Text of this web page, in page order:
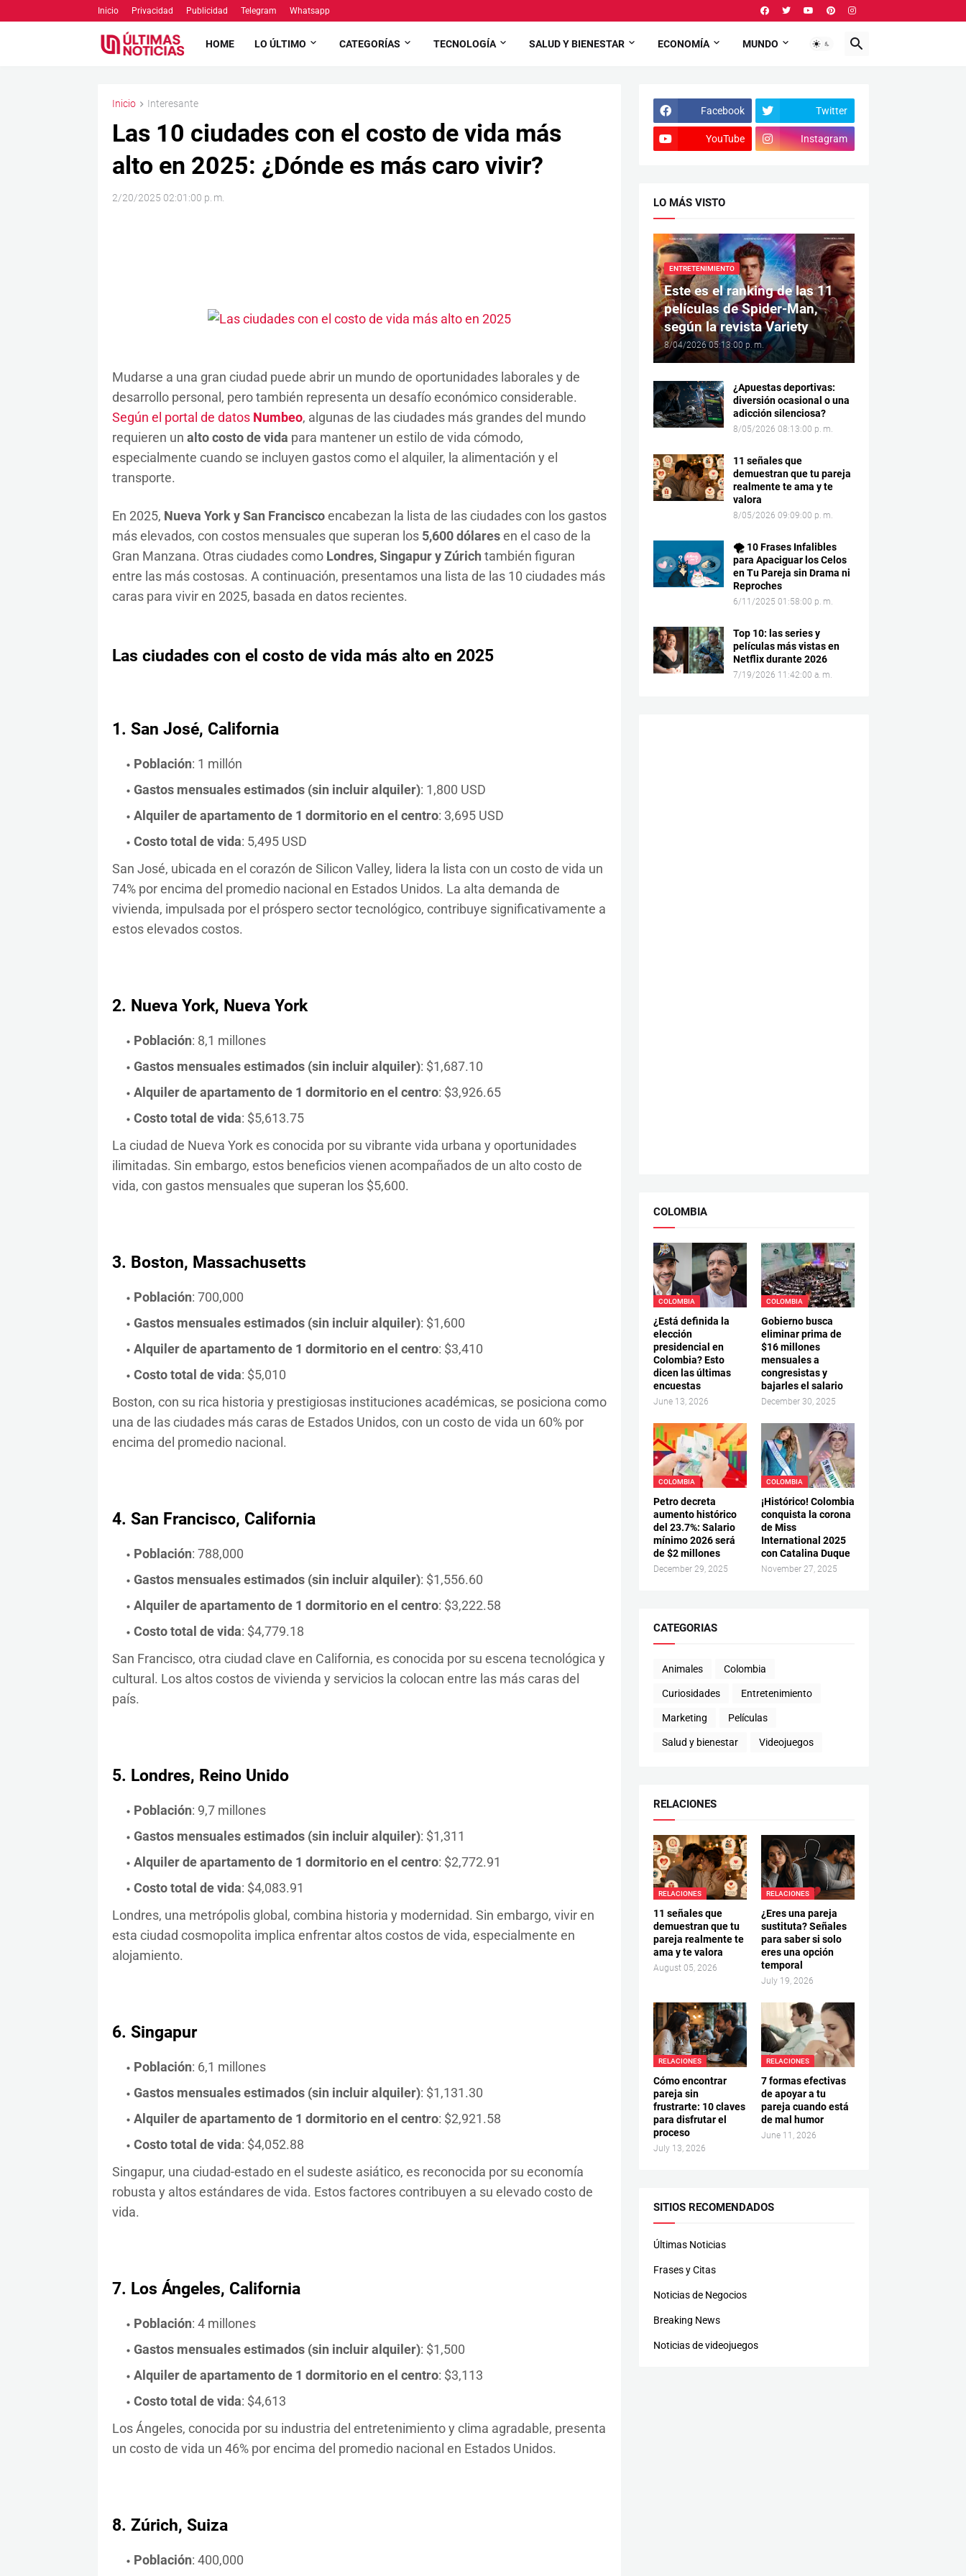
Inicio Privacidad Publicidad Telegram Whatsapp
HOME LO ÚLTIMO CATEGORÍAS TECNOLOGÍA SALUD Y BIENESTAR ECONOMÍA MUNDO
Inicio Interesante
Las 10 ciudades con el costo de vida más
alto en 2025: ¿Dónde es más caro vivir?
2/20/2025 02:01:00 p. m.
Mudarse a una gran ciudad puede abrir un mundo de oportunidades laborales y de
desarrollo personal, pero también representa un desafío económico considerable.
Según el portal de datos Numbeo, algunas de las ciudades más grandes del mundo
requieren un alto costo de vida para mantener un estilo de vida cómodo,
especialmente cuando se incluyen gastos como el alquiler, la alimentación y el
transporte.
En 2025, Nueva York y San Franciscoencabezan la lista de las ciudades con los gastos
más elevados, con costos mensuales que superan los 5,600 dólaresen el caso de la
Gran Manzana. Otras ciudades como Londres, Singapur y Zúrich también figuran
entre las más costosas. A continuación, presentamos una lista de las 10 ciudades más
caras para vivir en 2025, basada en datos recientes.
Las ciudades con el costo de vida más alto en 2025
1. San José, California
Población: 1 millón
Gastos mensuales estimados (sin incluir alquiler): 1,800 USD
Alquiler de apartamento de 1 dormitorio en el centro: 3,695 USD
Costo total de vida: 5,495 USD
San José, ubicada en el corazón de Silicon Valley, lidera la lista con un costo de vida un
74% por encima del promedio nacional en Estados Unidos. La alta demanda de
vivienda, impulsada por el próspero sector tecnológico, contribuye significativamente a
estos elevados costos.
2. Nueva York, Nueva York
Población: 8,1 millones
Gastos mensuales estimados (sin incluir alquiler): $1,687.10
Alquiler de apartamento de 1 dormitorio en el centro: $3,926.65
Costo total de vida: $5,613.75
La ciudad de Nueva York es conocida por su vibrante vida urbana y oportunidades
ilimitadas. Sin embargo, estos beneficios vienen acompañados de un alto costo de
vida, con gastos mensuales que superan los $5,600.
3. Boston, Massachusetts
Población: 700,000
Gastos mensuales estimados (sin incluir alquiler): $1,600
Alquiler de apartamento de 1 dormitorio en el centro: $3,410
Costo total de vida: $5,010
Boston, con su rica historia y prestigiosas instituciones académicas, se posiciona como
una de las ciudades más caras de Estados Unidos, con un costo de vida un 60% por
encima del promedio nacional.
4. San Francisco, California
Población: 788,000
Gastos mensuales estimados (sin incluir alquiler): $1,556.60
Alquiler de apartamento de 1 dormitorio en el centro: $3,222.58
Costo total de vida: $4,779.18
San Francisco, otra ciudad clave en California, es conocida por su escena tecnológica y
cultural. Los altos costos de vivienda y servicios la colocan entre las más caras del
país.
5. Londres, Reino Unido
Población: 9,7 millones
Gastos mensuales estimados (sin incluir alquiler): $1,311
Alquiler de apartamento de 1 dormitorio en el centro: $2,772.91
Costo total de vida: $4,083.91
Londres, una metrópolis global, combina historia y modernidad. Sin embargo, vivir en
esta ciudad cosmopolita implica enfrentar altos costos de vida, especialmente en
alojamiento.
6. Singapur
Población: 6,1 millones
Gastos mensuales estimados (sin incluir alquiler): $1,131.30
Alquiler de apartamento de 1 dormitorio en el centro: $2,921.58
Costo total de vida: $4,052.88
Singapur, una ciudad-estado en el sudeste asiático, es reconocida por su economía
robusta y altos estándares de vida. Estos factores contribuyen a su elevado costo de
vida.
7. Los Ángeles, California
Población: 4 millones
Gastos mensuales estimados (sin incluir alquiler): $1,500
Alquiler de apartamento de 1 dormitorio en el centro: $3,113
Costo total de vida: $4,613
Los Ángeles, conocida por su industria del entretenimiento y clima agradable, presenta
un costo de vida un 46% por encima del promedio nacional en Estados Unidos.
8. Zúrich, Suiza
Población: 400,000
Facebook Twitter
YouTube Instagram
LO MÁS VISTO
ENTRETENIMIENTO
Este es el ranking de las 11
películas de Spider-Man,
según la revista Variety
8/04/2026 05:13:00 p. m.
¿Apuestas deportivas:
diversión ocasional o una
adicción silenciosa?
8/05/2026 08:13:00 p. m.
11 señales que
demuestran que tu pareja
realmente te ama y te
valora
8/05/2026 09:09:00 p. m.
🌪️ 10 Frases Infalibles
para Apaciguar los Celos
en Tu Pareja sin Drama ni
Reproches
6/11/2025 01:58:00 p. m.
Top 10: las series y
películas más vistas en
Netflix durante 2026
7/19/2026 11:42:00 a. m.
COLOMBIA
COLOMBIA
¿Está definida la
elección
presidencial en
Colombia? Esto
dicen las últimas
encuestas
June 13, 2026
COLOMBIA
Gobierno busca
eliminar prima de
$16 millones
mensuales a
congresistas y
bajarles el salario
December 30, 2025
COLOMBIA
Petro decreta
aumento histórico
del 23.7%: Salario
mínimo 2026 será
de $2 millones
December 29, 2025
COLOMBIA
¡Histórico! Colombia
conquista la corona
de Miss
International 2025
con Catalina Duque
November 27, 2025
CATEGORIAS
Animales Colombia
Curiosidades Entretenimiento
Marketing Películas
Salud y bienestar Videojuegos
RELACIONES
RELACIONES
11 señales que
demuestran que tu
pareja realmente te
ama y te valora
August 05, 2026
RELACIONES
¿Eres una pareja
sustituta? Señales
para saber si solo
eres una opción
temporal
July 19, 2026
RELACIONES
Cómo encontrar
pareja sin
frustrarte: 10 claves
para disfrutar el
proceso
July 13, 2026
RELACIONES
7 formas efectivas
de apoyar a tu
pareja cuando está
de mal humor
June 11, 2026
SITIOS RECOMENDADOS
Últimas Noticias
Frases y Citas
Noticias de Negocios
Breaking News
Noticias de videojuegos